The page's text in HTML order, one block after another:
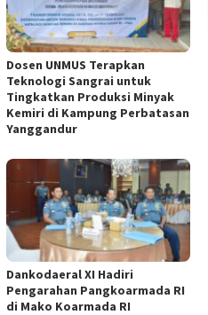
Dosen UNMUS Terapkan
Teknologi Sangrai untuk
Tingkatkan Produksi Minyak
Kemiri di Kampung Perbatasan
Yanggandur
Dankodaeral XI Hadiri
Pengarahan Pangkoarmada RI
di Mako Koarmada RI